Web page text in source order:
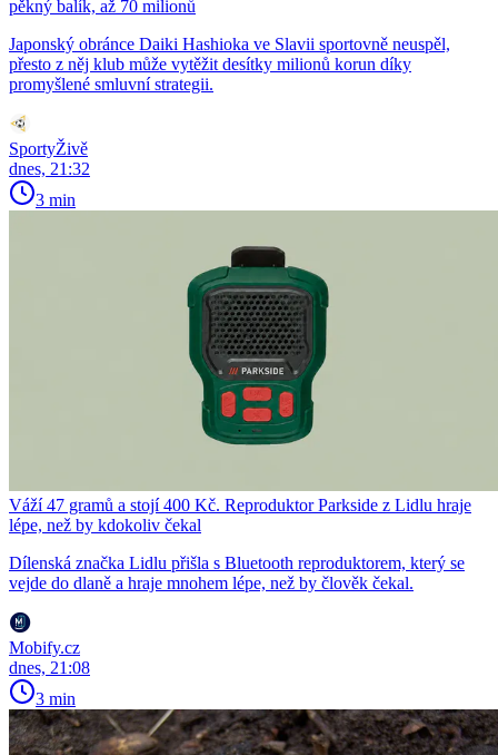
pěkný balík, až 70 milionů
Japonský obránce Daiki Hashioka ve Slavii sportovně neuspěl,
přesto z něj klub může vytěžit desítky milionů korun díky
promyšlené smluvní strategii.
SportyŽivě
dnes, 21:32
3 min
Váží 47 gramů a stojí 400 Kč. Reproduktor Parkside z Lidlu hraje
lépe, než by kdokoliv čekal
Dílenská značka Lidlu přišla s Bluetooth reproduktorem, který se
vejde do dlaně a hraje mnohem lépe, než by člověk čekal.
Mobify.cz
dnes, 21:08
3 min